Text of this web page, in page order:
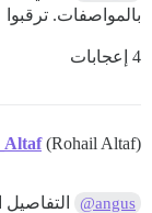
بالمواصفات. ترقبوا
4 إعجابات
(Rohail Altaf)
@angus